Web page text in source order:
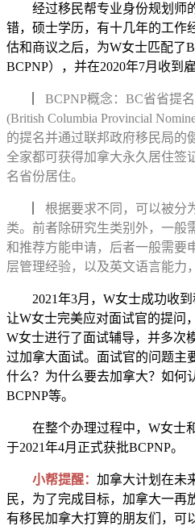
经过移民帮专业身份规划师
错，硕士学历，有十几年的工作
估和商议之后，为W女士匹配了
BCPNP），并在2020年7月收到雇
▏BCPNP概念：BC省省提
(British Columbia Provincial
的提名并通过联邦政府移民局的
全家都可获得加拿大永久居住签
名省份居住。
根据要求不同，可以被分
类。前者除研究生类别外，一般
和推荐方能申请，后者一般需要
层管理经验，以及英文语言能力
2021年3月，W女士成功收
让W女士完美应对面试官的提问
W女士进行了面试辅导，并多次
过加拿大面试。面试官的问题主
什么？为什么要去加拿大？如何
BCPNP等。
在整个办理过程中，W女士
于2021年4月正式获批BCPNP。
小帮提醒： 加拿大计划在未
民，为了完成目标，加拿大一再
有移民加拿大打算的朋友们，可